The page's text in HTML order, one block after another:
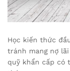
Học kiến thức
tránh mang nợ
quỹ khẩn cấp có